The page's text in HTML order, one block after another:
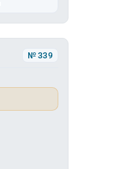
№ 339